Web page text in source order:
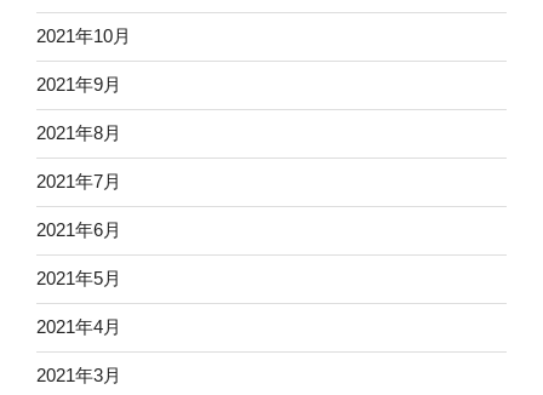
2021年10月
2021年9月
2021年8月
2021年7月
2021年6月
2021年5月
2021年4月
2021年3月